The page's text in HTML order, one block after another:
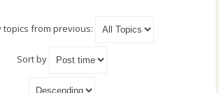
topics from previous:
Sort by